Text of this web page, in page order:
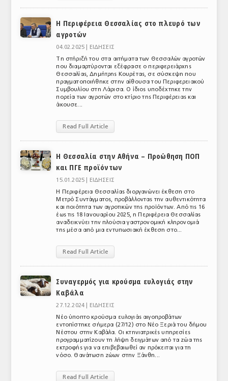
Η Περιφέρεια Θεσσαλίας στο πλευρό των
αγροτών
04.02.2025 |
ΕΙΔΗΣΕΙΣ
Τη στήριξή του στα αιτήματα των Θεσσαλών αγροτών
που διαμαρτύρονται εξέφρασε ο περιφερειάρχης
Θεσσαλίας, Δημήτρης Κουρέτας, σε σύσκεψη που
πραγματοποιήθηκε στην αίθουσα του Περιφερειακού
Συμβουλίου στη Λάρισα. Ο ίδιος υποδέχτηκε την
πορεία των αγροτών στο κτίριο της Περιφέρειας και
άκουσε...
Read Full Article
Η Θεσσαλία στην Αθήνα – Προώθηση ΠΟΠ
και ΠΓΕ προϊόντων
15.01.2025 |
ΕΙΔΗΣΕΙΣ
Η Περιφέρεια Θεσσαλίας διοργανώνει έκθεση στο
Μετρό Συντάγματος, προβάλλοντας την αυθεντικότητα
και ποιότητα των αγροτικών της προϊόντων. Από τις 16
έως τις 18 Ιανουαρίου 2025, η Περιφέρεια Θεσσαλίας
αναδεικνύει την πλούσια γαστρονομική κληρονομιά
της μέσα από μια εντυπωσιακή έκθεση στο...
Read Full Article
Συναγερμός για κρούσμα ευλογιάς στην
Καβάλα
27.12.2024 |
ΕΙΔΗΣΕΙΣ
Νέο ύποπτο κρούσμα ευλογιάς αιγοπροβάτων
εντοπίστηκε σήμερα (27/12) στο Νέο Ξεριά του δήμου
Νέστου στην Καβάλα. Οι κτηνιατρικές υπηρεσίες
προγραμματίζουν τη λήψη δειγμάτων από τα ζώα της
εκτροφής για να επιβεβαιωθεί αν πρόκειται για τη
νόσο. Θανάτωση ζώων στην Ξάνθη...
Read Full Article